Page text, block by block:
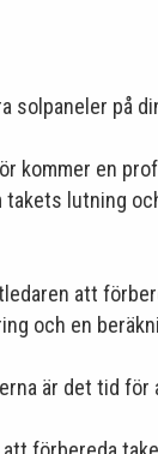
på
kommer en
lutning
att
och en
är det tid